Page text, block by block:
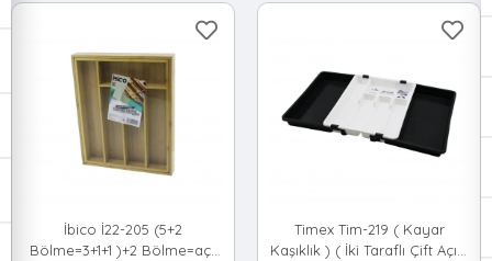
İbico İ22-205 (5+2
Bölme=3+1+1 )+2 Bölme=aç-
Timex Tim-219 ( Kayar
Kaşıklık ) ( İki Taraflı Çift Açılır